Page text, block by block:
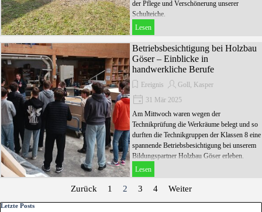
der Pflege und Verschönerung unserer
Schulteiche.
Lesen
Betriebsbesichtigung bei Holzbau
Göser – Einblicke in
handwerkliche Berufe
Ereignis
Goll, Kasper
31 Mär 2025
Am Mittwoch waren wegen der
Technikprüfung die Werkräume belegt und so
durften die Technikgruppen der Klassen 8 eine
spannende Betriebsbesichtigung bei unserem
Bildungspartner Holzbau Göser erleben.
Lesen
Zurück Gehen Sie zu Seite:
1 Aktuelle Seite:
2 Gehen Sie zu Seite:
3 Gehen Sie zu Seite:
4
Weiter
Block überspringen Letzte Posts
Letzte Posts